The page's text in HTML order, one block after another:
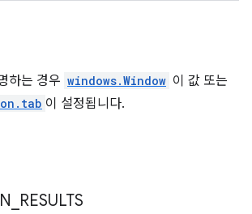
하는 경우 windows.Window 이 값 또는
이 설정됩니다.
RESULTS